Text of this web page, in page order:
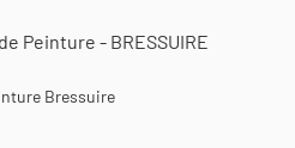
Peinture - BRESSUIRE
Bressuire